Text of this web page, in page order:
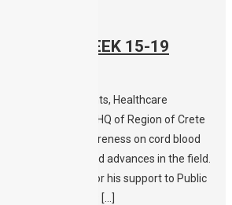
WEEK 15-19
to Parents, Students, Healthcare
and media – The HQ of Region of Crete
16th to raise awareness on cord blood
properties and advances in the field.
of Crete for his support to Public
due to covid19 […]